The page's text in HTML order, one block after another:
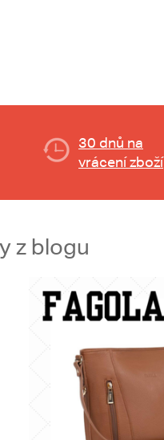
30 dnů na
vrácení zboží
z blogu